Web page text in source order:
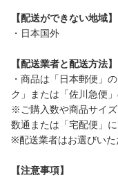
【配送ができない地域】
・日本国外
【配送業者と配送方法】
・商品は「日本郵便」
ク」または「佐川急便
※ご購入数や商品サイ
数通または「宅配便」
※配送業者はお選びいた
【注意事項】